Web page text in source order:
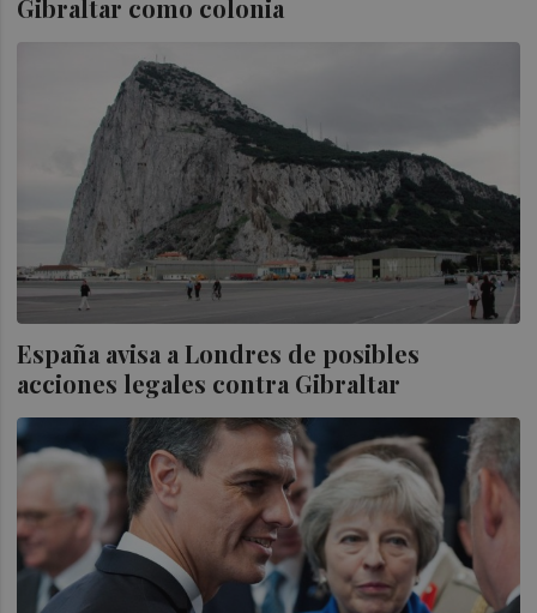
Gibraltar como colonia
España avisa a Londres de posibles
acciones legales contra Gibraltar